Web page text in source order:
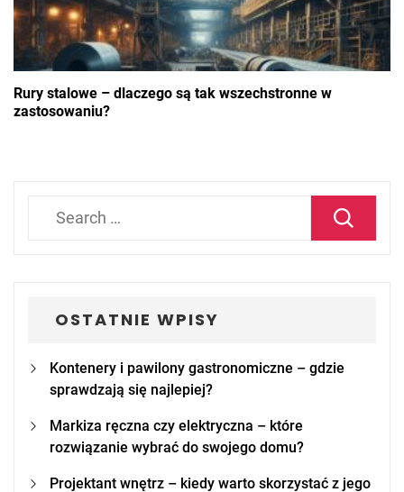
Rury stalowe – dlaczego są tak wszechstronne w
zastosowaniu?
OSTATNIE WPISY
Kontenery i pawilony gastronomiczne – gdzie
sprawdzają się najlepiej?
Markiza ręczna czy elektryczna – które
rozwiązanie wybrać do swojego domu?
Projektant wnętrz – kiedy warto skorzystać z jego